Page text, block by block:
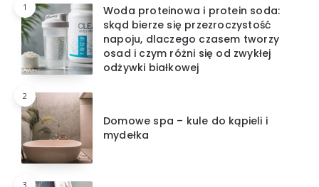
1
Woda proteinowa i protein soda:
skąd bierze się przezroczystość
napoju, dlaczego czasem tworzy
osad i czym różni się od zwykłej
odżywki białkowej
2
Domowe spa – kule do kąpieli i
mydełka
3